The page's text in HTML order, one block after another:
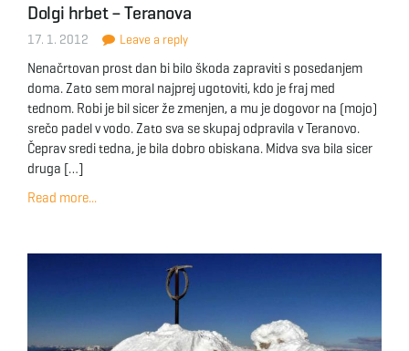
Dolgi hrbet – Teranova
17. 1. 2012 Leave a reply
Nenačrtovan prost dan bi bilo škoda zapraviti s posedanjem
doma. Zato sem moral najprej ugotoviti, kdo je fraj med
tednom. Robi je bil sicer že zmenjen, a mu je dogovor na (mojo)
srečo padel v vodo. Zato sva se skupaj odpravila v Teranovo.
Čeprav sredi tedna, je bila dobro obiskana. Midva sva bila sicer
druga […]
Read more...